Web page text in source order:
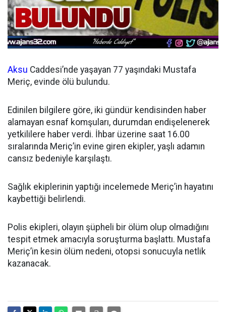
Aksu Caddesi’nde yaşayan 77 yaşındaki Mustafa
Meriç, evinde ölü bulundu.
Edinilen bilgilere göre, iki gündür kendisinden haber
alamayan esnaf komşuları, durumdan endişelenerek
yetkililere haber verdi. İhbar üzerine saat 16.00
sıralarında Meriç’in evine giren ekipler, yaşlı adamın
cansız bedeniyle karşılaştı.
Sağlık ekiplerinin yaptığı incelemede Meriç’in hayatını
kaybettiği belirlendi.
Polis ekipleri, olayın şüpheli bir ölüm olup olmadığını
tespit etmek amacıyla soruşturma başlattı. Mustafa
Meriç’in kesin ölüm nedeni, otopsi sonucuyla netlik
kazanacak.